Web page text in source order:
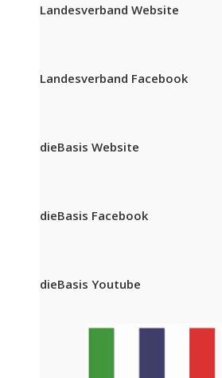
Landesverband Website
Landesverband Facebook
dieBasis Website
dieBasis Facebook
dieBasis Youtube